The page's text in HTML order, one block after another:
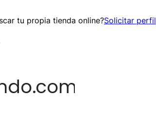
tu propia tienda online?Solicitar perfil